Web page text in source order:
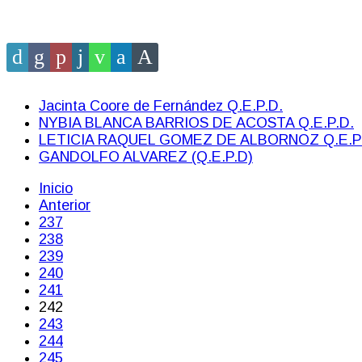
Jacinta Coore de Fernández Q.E.P.D.
NYBIA BLANCA BARRIOS DE ACOSTA Q.E.P.D.
LETICIA RAQUEL GOMEZ DE ALBORNOZ
GANDOLFO ALVAREZ (Q.E.P.D)
Inicio
Anterior
237
238
239
240
241
242
243
244
245